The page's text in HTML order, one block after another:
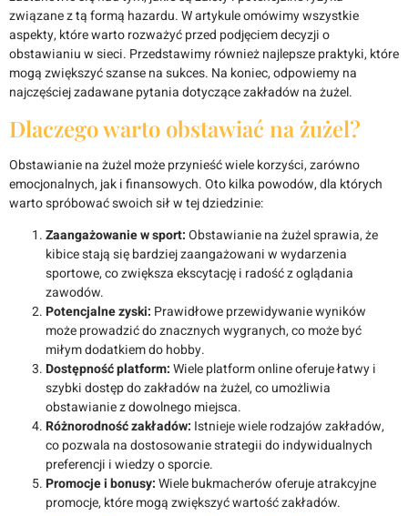
związane z tą formą hazardu. W artykule omówimy wszystkie
aspekty, które warto rozważyć przed podjęciem decyzji o
obstawianiu w sieci. Przedstawimy również najlepsze praktyki, które
mogą zwiększyć szanse na sukces. Na koniec, odpowiemy na
najczęściej zadawane pytania dotyczące zakładów na żużel.
Dlaczego warto obstawiać na żużel?
Obstawianie na żużel może przynieść wiele korzyści, zarówno
emocjonalnych, jak i finansowych. Oto kilka powodów, dla których
warto spróbować swoich sił w tej dziedzinie:
Zaangażowanie w sport:Obstawianie na żużel sprawia, że
kibice stają się bardziej zaangażowani w wydarzenia
sportowe, co zwiększa ekscytację i radość z oglądania
zawodów.
Potencjalne zyski: Prawidłowe przewidywanie wyników
może prowadzić do znacznych wygranych, co może być
miłym dodatkiem do hobby.
Dostępność platform:Wiele platform online oferuje łatwy i
szybki dostęp do zakładów na żużel, co umożliwia
obstawianie z dowolnego miejsca.
Różnorodność zakładów: Istnieje wiele rodzajów zakładów,
co pozwala na dostosowanie strategii do indywidualnych
preferencji i wiedzy o sporcie.
Promocje i bonusy:Wiele bukmacherów oferuje atrakcyjne
promocje, które mogą zwiększyć wartość zakładów.